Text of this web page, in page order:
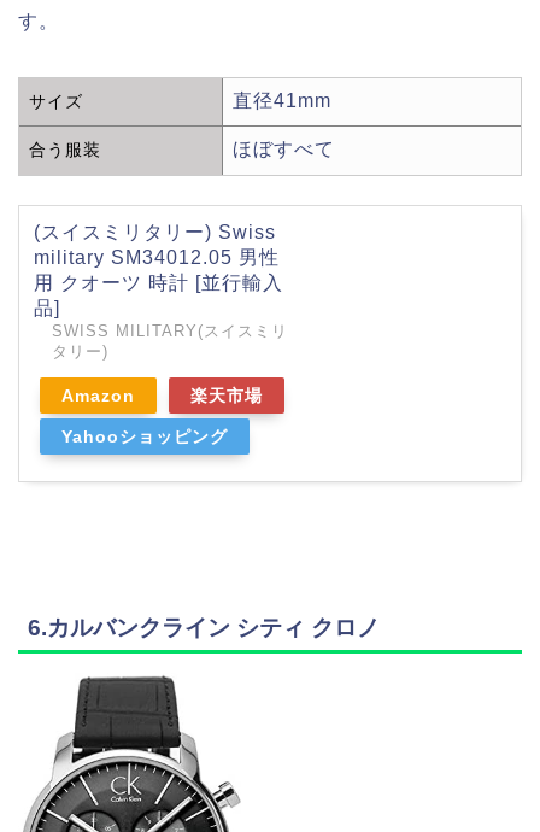
す。
サイズ 直径41mm
合う服装 ほぼすべて
(スイスミリタリー) Swiss
military SM34012.05 男性
用 クオーツ 時計 [並行輸入
品]
SWISS MILITARY(スイスミリ
タリー)
Amazon 楽天市場
Yahooショッピング
6.カルバンクライン シティ クロノ